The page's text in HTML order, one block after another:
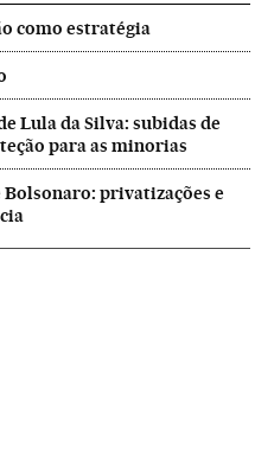
como estratégia
Lula da Silva: subidas de
para as minorias
privatizações e